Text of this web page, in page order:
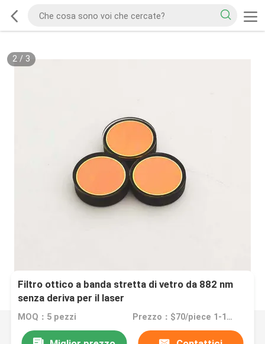
2/ 3
Filtro ottico a banda stretta di vetro da 882 nm
senza deriva per il laser
MOQ：5 pezzi Prezzo：$70/piece 1-10piece; $55/piece 11-50pieces; $25piece >=51pieces